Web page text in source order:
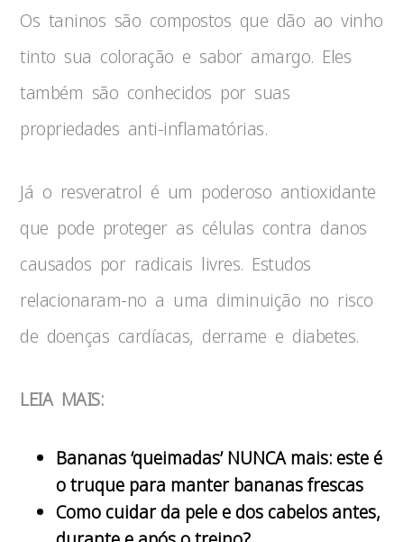
Os taninos são compostos que dão ao vinho
tinto sua coloração e sabor amargo. Eles
também são conhecidos por suas
propriedades anti-inflamatórias.
Já o resveratrol é um poderoso antioxidante
que pode proteger as células contra danos
causados por radicais livres. Estudos
relacionaram-no a uma diminuição no risco
de doenças cardíacas, derrame e diabetes.
LEIA MAIS:
Bananas ‘queimadas’ NUNCA mais: este é
o truque para manter bananas frescas
Como cuidar da pele e dos cabelos antes,